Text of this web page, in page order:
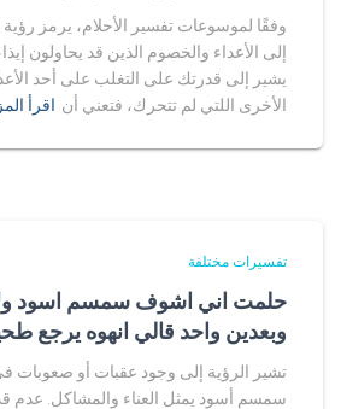
وفقًا لموسوعات تفسير الأحلام، يرمز رؤية
إلى الأعداء والخصوم الذين قد يحاولون
يشير إلى قدرتك على التغلب على أحد
الأخرى اللتي لم تتحرك، فتعني أن اقرأ
تفسيرات مختلفة
حلمت اني اشوف سمسم اسود
وبعدين واحد قالي انهوه يرجع
تشير الرؤية إلى وجود عقبات أو صعوبات
سمسم أسود يمثل العناء والمشاكل. عدم